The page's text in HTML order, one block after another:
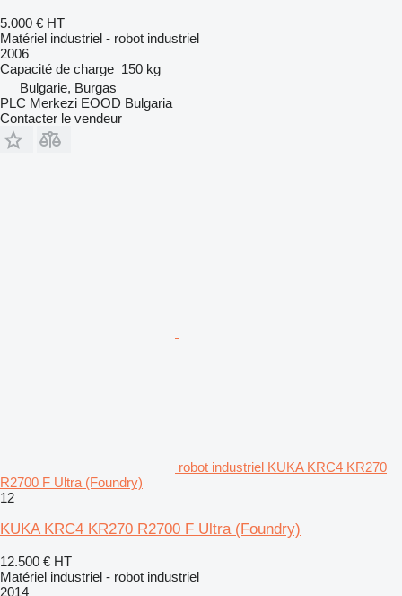
5.000 € HT
Matériel industriel - robot industriel
2006
Capacité de charge 150 kg
Bulgarie, Burgas
PLC Merkezi EOOD Bulgaria
Contacter le vendeur
robot industriel KUKA KRC4 KR270
R2700 F Ultra (Foundry)
12
KUKA KRC4 KR270 R2700 F Ultra (Foundry)
12.500 € HT
Matériel industriel - robot industriel
2014